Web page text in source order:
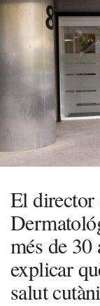
El
més de 30
explicar
salut